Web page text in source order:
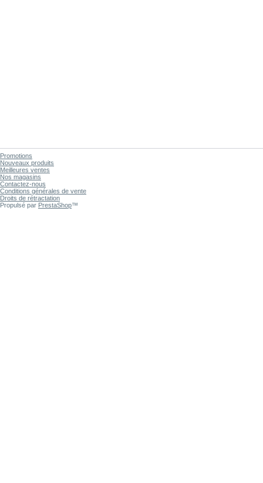
Promotions
Nouveaux produits
Meilleures ventes
Nos magasins
Contactez-nous
Conditions générales de vente
Droits de rétractation
Propulsé par PrestaShop™